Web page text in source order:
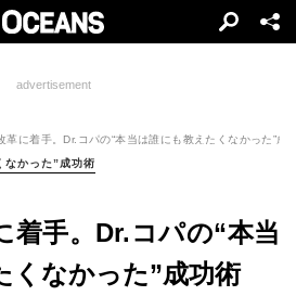
advertisement
革に着手。Dr.コパの“本当は誰にも教えたくなかった”成
なかった”成功術
着手。Dr.コパの“本当
くなかった”成功術